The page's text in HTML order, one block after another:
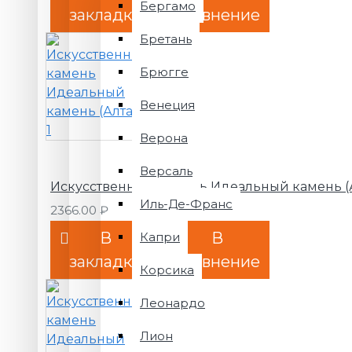
Бергамо
Бретань
Брюгге
Венеция
Верона
Версаль
Иль-Де-Франс
Капри
Корсика
Леонардо
Лион
закладки
сравнение
Искусственный камень Идеальный камень
2366.00 ₽
В
закладки
В
сравнение